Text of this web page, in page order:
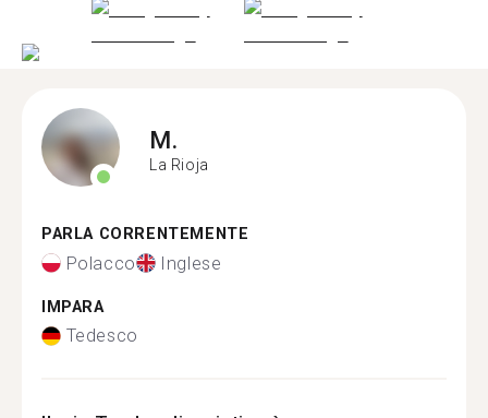
M.
La Rioja
PARLA CORRENTEMENTE
Polacco Inglese
IMPARA
Tedesco